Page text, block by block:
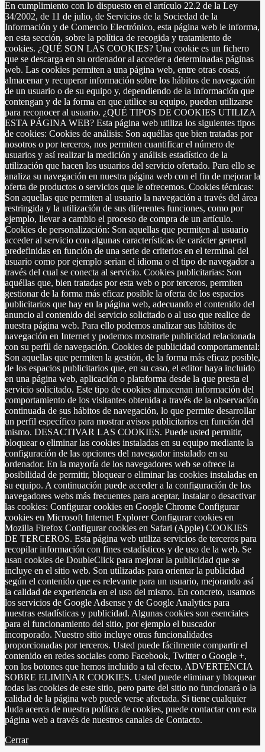
En cumplimiento con lo dispuesto en el artículo 22.2 de la Ley
34/2002, de 11 de julio, de Servicios de la Sociedad de la
Información y de Comercio Electrónico, esta página web le informa,
en esta sección, sobre la política de recogida y tratamiento de
cookies. ¿QUÉ SON LAS COOKIES? Una cookie es un fichero
que se descarga en su ordenador al acceder a determinadas páginas
web. Las cookies permiten a una página web, entre otras cosas,
almacenar y recuperar información sobre los hábitos de navegación
de un usuario o de su equipo y, dependiendo de la información que
contengan y de la forma en que utilice su equipo, pueden utilizarse
para reconocer al usuario. ¿QUÉ TIPOS DE COOKIES UTILIZA
ESTA PÁGINA WEB? Esta página web utiliza los siguientes tipos
de cookies: Cookies de análisis: Son aquéllas que bien tratadas por
nosotros o por terceros, nos permiten cuantificar el número de
usuarios y así realizar la medición y análisis estadístico de la
utilización que hacen los usuarios del servicio ofertado. Para ello se
analiza su navegación en nuestra página web con el fin de mejorar la
oferta de productos o servicios que le ofrecemos. Cookies técnicas:
Son aquellas que permiten al usuario la navegación a través del área
restringida y la utilización de sus diferentes funciones, como por
ejemplo, llevar a cambio el proceso de compra de un artículo.
Cookies de personalización: Son aquellas que permiten al usuario
acceder al servicio con algunas características de carácter general
predefinidas en función de una serie de criterios en el terminal del
usuario como por ejemplo serian el idioma o el tipo de navegador a
través del cual se conecta al servicio. Cookies publicitarias: Son
aquéllas que, bien tratadas por esta web o por terceros, permiten
gestionar de la forma más eficaz posible la oferta de los espacios
publicitarios que hay en la página web, adecuando el contenido del
anuncio al contenido del servicio solicitado o al uso que realice de
nuestra página web. Para ello podemos analizar sus hábitos de
navegación en Internet y podemos mostrarle publicidad relacionada
con su perfil de navegación. Cookies de publicidad comportamental:
Son aquellas que permiten la gestión, de la forma más eficaz posible,
de los espacios publicitarios que, en su caso, el editor haya incluido
en una página web, aplicación o plataforma desde la que presta el
servicio solicitado. Este tipo de cookies almacenan información del
comportamiento de los visitantes obtenida a través de la observación
continuada de sus hábitos de navegación, lo que permite desarrollar
un perfil específico para mostrar avisos publicitarios en función del
mismo. DESACTIVAR LAS COOKIES. Puede usted permitir,
bloquear o eliminar las cookies instaladas en su equipo mediante la
configuración de las opciones del navegador instalado en su
ordenador. En la mayoría de los navegadores web se ofrece la
posibilidad de permitir, bloquear o eliminar las cookies instaladas en
su equipo. A continuación puede acceder a la configuración de los
navegadores webs más frecuentes para aceptar, instalar o desactivar
las cookies: Configurar cookies en Google Chrome Configurar
cookies en Microsoft Internet Explorer Configurar cookies en
Mozilla Firefox Configurar cookies en Safari (Apple) COOKIES
DE TERCEROS. Esta página web utiliza servicios de terceros para
recopilar información con fines estadísticos y de uso de la web. Se
usan cookies de DoubleClick para mejorar la publicidad que se
incluye en el sitio web. Son utilizadas para orientar la publicidad
según el contenido que es relevante para un usuario, mejorando así
la calidad de experiencia en el uso del mismo. En concreto, usamos
los servicios de Google Adsense y de Google Analytics para
nuestras estadísticas y publicidad. Algunas cookies son esenciales
para el funcionamiento del sitio, por ejemplo el buscador
incorporado. Nuestro sitio incluye otras funcionalidades
proporcionadas por terceros. Usted puede fácilmente compartir el
contenido en redes sociales como Facebook, Twitter o Google +,
con los botones que hemos incluido a tal efecto. ADVERTENCIA
SOBRE ELIMINAR COOKIES. Usted puede eliminar y bloquear
todas las cookies de este sitio, pero parte del sitio no funcionará o la
calidad de la página web puede verse afectada. Si tiene cualquier
duda acerca de nuestra política de cookies, puede contactar con esta
página web a través de nuestros canales de Contacto.
Cerrar